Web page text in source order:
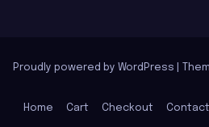
Proudly powered by WordPress
Home Cart Checkout Contact